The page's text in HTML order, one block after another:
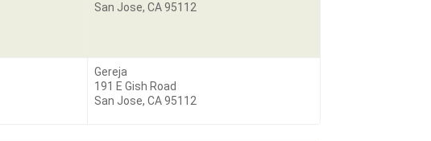
San Jose, CA 95112
Gereja
191 E Gish Road
San Jose, CA 95112